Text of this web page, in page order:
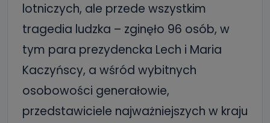
lotniczych, ale przede wszystkim
tragedia ludzka – zginęło 96 osób, w
tym para prezydencka Lech i Maria
Kaczyńscy, a wśród wybitnych
osobowości generałowie,
przedstawiciele najważniejszych w kraju